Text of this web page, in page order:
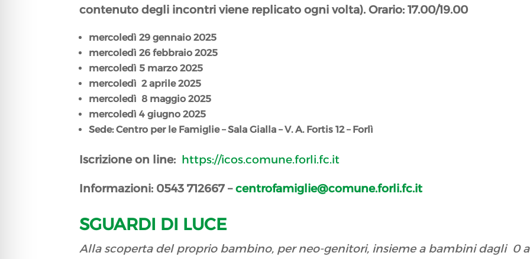
contenuto degli incontri viene replicato ogni volta).Orario: 17.00/19.00
mercoledì 29 gennaio 2025
mercoledì 26 febbraio 2025
mercoledì 5 marzo 2025
mercoledì 2 aprile 2025
mercoledì 8 maggio 2025
mercoledì 4 giugno 2025
Sede: Centro per le Famiglie – Sala Gialla – V. A. Fortis 12 – Forlì
Iscrizione on line: https://icos.comune.forli.fc.it
Informazioni: 0543 712667 –centrofamiglie@comune.forli.fc.it
SGUARDI DI LUCE
Alla scoperta del proprio bambino, per neo-genitori, insieme a bambini dagli 0